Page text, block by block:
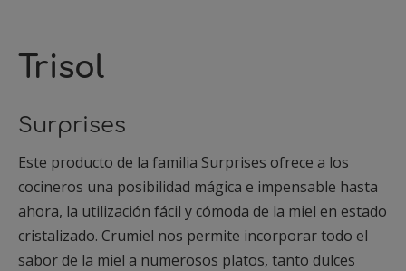
Trisol
Surprises
Este producto de la familia Surprises ofrece a los
cocineros una posibilidad mágica e impensable hasta
ahora, la utilización fácil y cómoda de la miel en estado
cristalizado. Crumiel nos permite incorporar todo el
sabor de la miel a numerosos platos, tanto dulces